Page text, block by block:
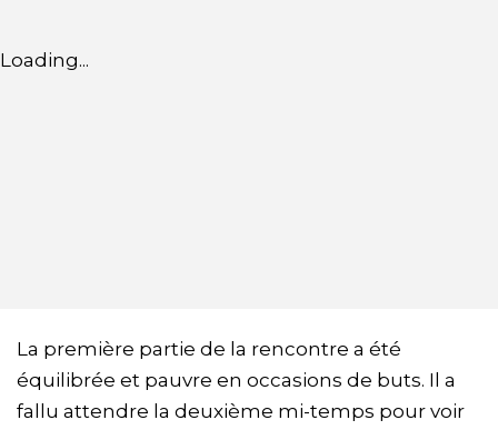
Loading...
La première partie de la rencontre a été
équilibrée et pauvre en occasions de buts. Il a
fallu attendre la deuxième mi-temps pour voir